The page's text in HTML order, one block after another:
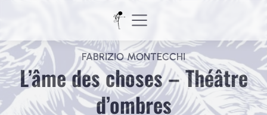
FABRIZIO MONTECCHI
L’âme des choses – Théâtre
d’ombres